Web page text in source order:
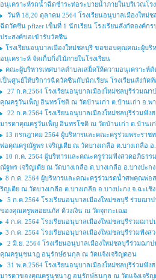
อนุเคราะห์รถน้ำฉีดชำระท่อระบายน้ำภายในบริเวณโร
วันที่ 18,20 ตุลาคม 2564 โรงเรียนอนุบาลเมืองใหม่
ฉีดวัคซีน pfizer เข็มที่ 1 นักเรียน โรงเรียนสังกัดองค์ก
ประสงค์ขอเข้ารับวัคซีน
โรงเรียนอนุบาลเมืองใหม่ชลบุรี ขอขอบคุณคณะผู้บริ
อนุเคราะห์ จัดเก็บกิ่งไม้ภายในโรงเรียน
คณะผู้บริหารเทศบาลตำบลเสม็ดให้ความอนุเคราะห์
เป็นศูนย์ให้บริการฉีดวัคซีนกับนักเรียน โรงเรียนสังกัด
27 ก.ค.2564 โรงเรียนอนุบาลเมืองใหม่ชลบุรีร่วม
คุณครูวันเพ็ญ อินทรโชติ ณ วัดบ้านเก่า ต.บ้านเก่า อ.พ
22 ก.ค.2564 โรงเรียนอนุบาลเมืองใหม่ชลบุรีร่วม
มารดาคุณครูวันเพ็ญ อินทรโชติ ณ วัดบ้านเก่า ต.บ้านเ
13 กรกฎาคม 2564 ผู้บริหารและคณะครูร่วมพระรา
พ่อคุณครูณัฐพร เจริญเตีย ณ วัดบางเกลือ ต.บางเกลือ อ.
10 ก.ค. 2564 ผู้บริหารและคณะครูร่วมฟังสวดอภิธ
ณัฐพร เจริญเตีย ณ วัดบางเกลือ ต.บางเกลือ อ.บางปะกง
8 ก.ค. 2564 ผู้บริหารและคณะครูร่วมรดน้ำศพคุณพ่
ริญเตีย ณ วัดบางเกลือ ต.บางเกลือ อ.บางปะกง จ.ฉะเชิง
5 ก.ค.2564 โรงเรียนอนุบาลเมืองใหม่ชลบุรี ร่วมฌ
ของคุณครูพลอยนภัส ด้วงเงิน ณ วัดจุกกะเฌอ
4 ก.ค. 2564 โรงเรียนอนุบาลเมืองใหม่ชลบุรีร่วมฌา
3 ก.ค. 2564 โรงเรียนอนุบาลเมืองใหม่ชลบุรีร่วมฟัง
2 มิ.ย. 2564 โรงเรียนอนุบาลเมืองใหม่ชลบุรีร่วม
คุณครูนุชนาฎ อนุรักษ์ธนกุล ณ วัดแจ้งเจริญดอน
31 พ.ค.2564 โรงเรียนอนุบาลเมืองใหม่ชลบุรีร่วม
มารดาของคุณครูนุชนาฎ อนุรักษ์ธนกุล ณ วัดแจ้งเจริ